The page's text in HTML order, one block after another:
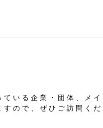
いる企業・団体、メ
ので、ぜひご訪問くだ